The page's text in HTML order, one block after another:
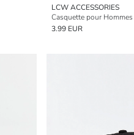
LCW ACCESSORIES
Casquette pour
3.99 EUR